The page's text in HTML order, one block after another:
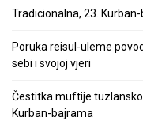
Tradicionalna, 23.
Poruka reisul-uleme
sebi i svojoj vjeri
Čestitka muftije
Kurban-bajrama